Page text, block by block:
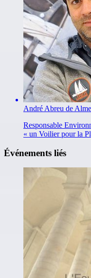
André Abreu de
Responsable
« un Voilier pour la
Événements liés